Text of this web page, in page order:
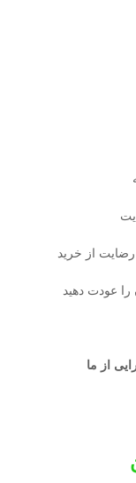
از خرید
از ما